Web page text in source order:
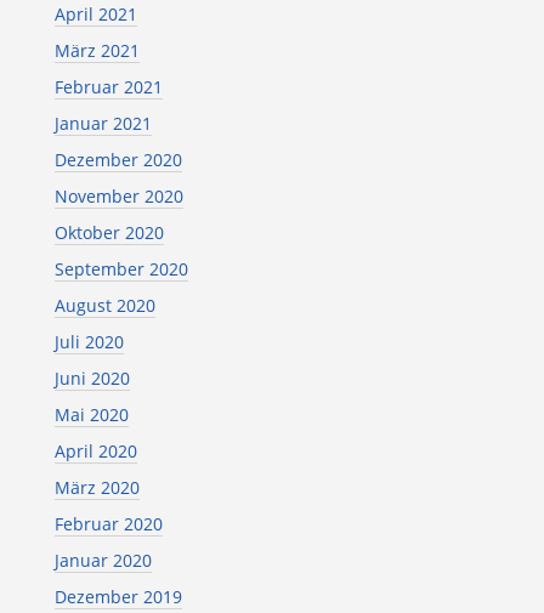
April 2021
März 2021
Februar 2021
Januar 2021
Dezember 2020
November 2020
Oktober 2020
September 2020
August 2020
Juli 2020
Juni 2020
Mai 2020
April 2020
März 2020
Februar 2020
Januar 2020
Dezember 2019